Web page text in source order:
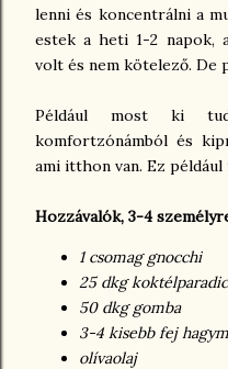
lenni és koncentrálni a
estek a heti 1-2 napok,
volt és nem kötelező. De
Például most ki
komfortzónámból és
ami itthon van. Ez
Hozzávalók, 3-4
1 csomag gnocchi
25 dkg
50 dkg gomba
3-4 kisebb fej
olívaolaj